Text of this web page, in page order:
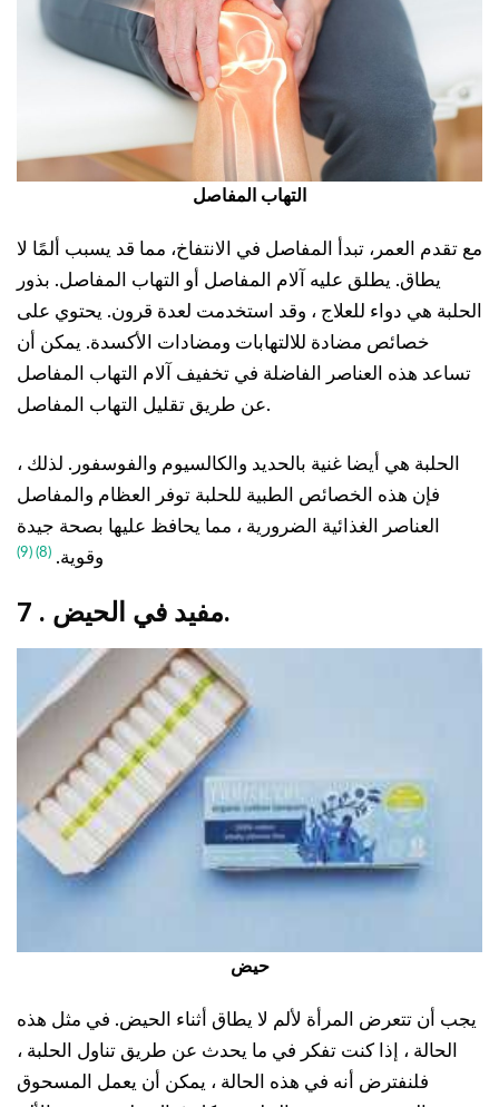
التهاب المفاصل
مع تقدم العمر، تبدأ المفاصل في الانتفاخ، مما قد يسبب ألمًا لا
يطاق. يطلق عليه آلام المفاصل أو التهاب المفاصل. بذور
الحلبة هي دواء للعلاج ، وقد استخدمت لعدة قرون. يحتوي على
خصائص مضادة للالتهابات ومضادات الأكسدة. يمكن أن
تساعد هذه العناصر الفاضلة في تخفيف آلام التهاب المفاصل
عن طريق تقليل التهاب المفاصل.
الحلبة هي أيضا غنية بالحديد والكالسيوم والفوسفور. لذلك ،
فإن هذه الخصائص الطبية للحلبة توفر العظام والمفاصل
العناصر الغذائية الضرورية ، مما يحافظ عليها بصحة جيدة
وقوية. (8)
(9)
7 . مفيد في الحيض.
حيض
يجب أن تتعرض المرأة لألم لا يطاق أثناء الحيض. في مثل هذه
الحالة ، إذا كنت تفكر في ما يحدث عن طريق تناول الحلبة ،
فلنفترض أنه في هذه الحالة ، يمكن أن يعمل المسحوق